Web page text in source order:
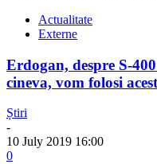
Actualitate
Externe
Erdogan, despre S-
cineva, vom folosi
Știri
-
10 July 2019 16:00
0